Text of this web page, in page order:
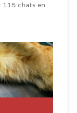
115 chats en